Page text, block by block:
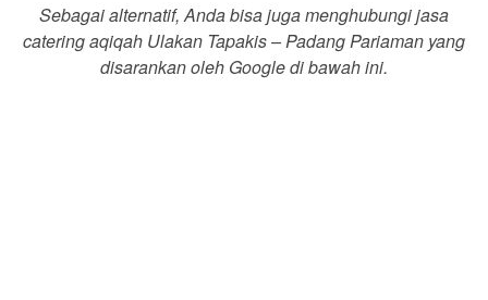
Sebagai alternatif, Anda bisa juga menghubungi jasa
catering aqiqah Ulakan Tapakis – Padang Pariaman yang
disarankan oleh Google di bawah ini.